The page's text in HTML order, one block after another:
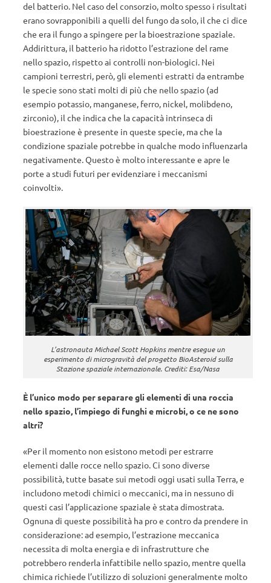
del batterio. Nel caso del consorzio, molto spesso i risultati
erano sovrapponibili a quelli del fungo da solo, il che ci dice
che era il fungo a spingere per la bioestrazione spaziale.
Addirittura, il batterio ha ridotto l’estrazione del rame
nello spazio, rispetto ai controlli non-biologici. Nei
campioni terrestri, però, gli elementi estratti da entrambe
le specie sono stati molti di più che nello spazio (ad
esempio potassio, manganese, ferro, nickel, molibdeno,
zirconio), il che indica che la capacità intrinseca di
bioestrazione è presente in queste specie, ma che la
condizione spaziale potrebbe in qualche modo influenzarla
negativamente. Questo è molto interessante e apre le
porte a studi futuri per evidenziare i meccanismi
coinvolti».
L’astronauta Michael Scott Hopkins mentre esegue un
esperimento di microgravità del progetto BioAsteroid sulla
Stazione spaziale internazionale. Crediti: Esa/Nasa
È l’unico modo per separare gli elementi di una roccia
nello spazio, l’impiego di funghi e microbi, o ce ne sono
altri?
«Per il momento non esistono metodi per estrarre
elementi dalle rocce nello spazio. Ci sono diverse
possibilità, tutte basate sui metodi oggi usati sulla Terra, e
includono metodi chimici o meccanici, ma in nessuno di
questi casi l’applicazione spaziale è stata dimostrata.
Ognuna di queste possibilità ha pro e contro da prendere in
considerazione: ad esempio, l’estrazione meccanica
necessita di molta energia e di infrastrutture che
potrebbero renderla infattibile nello spazio, mentre quella
chimica richiede l’utilizzo di soluzioni generalmente molto